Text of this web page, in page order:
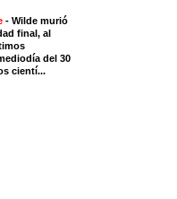
- Wilde murió
final, al
del 30
cientí...